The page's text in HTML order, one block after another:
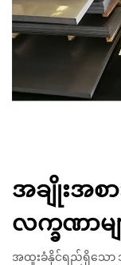
အချိုးအစ
လက္ခဏာမျ
အထူးခံနိုင်ရည်ရှိသော